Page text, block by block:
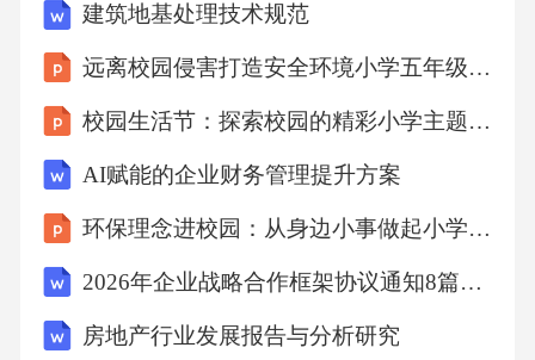
建筑地基处理技术规范
远离校园侵害打造安全环境小学五年级德育教育主题班会
校园生活节：探索校园的精彩小学主题班会课件
AI赋能的企业财务管理提升方案
环保理念进校园：从身边小事做起小学主题班会课件
2026年企业战略合作框架协议通知8篇范文
房地产行业发展报告与分析研究